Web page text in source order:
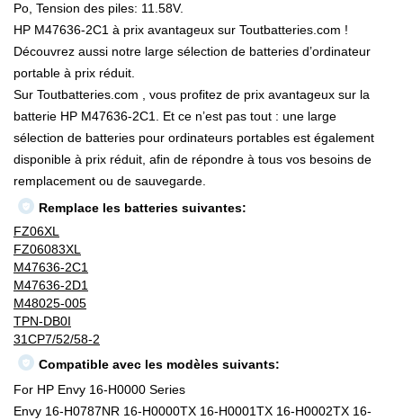
Po, Tension des piles: 11.58V.
HP M47636-2C1 à prix avantageux sur Toutbatteries.com !
Découvrez aussi notre large sélection de batteries d’ordinateur
portable à prix réduit.
Sur Toutbatteries.com , vous profitez de prix avantageux sur la
batterie HP M47636-2C1. Et ce n’est pas tout : une large
sélection de batteries pour ordinateurs portables est également
disponible à prix réduit, afin de répondre à tous vos besoins de
remplacement ou de sauvegarde.
Remplace les batteries suivantes:
FZ06XL
FZ06083XL
M47636-2C1
M47636-2D1
M48025-005
TPN-DB0I
31CP7/52/58-2
Compatible avec les modèles suivants:
For HP Envy 16-H0000 Series
Envy 16-H0787NR 16-H0000TX 16-H0001TX 16-H0002TX 16-